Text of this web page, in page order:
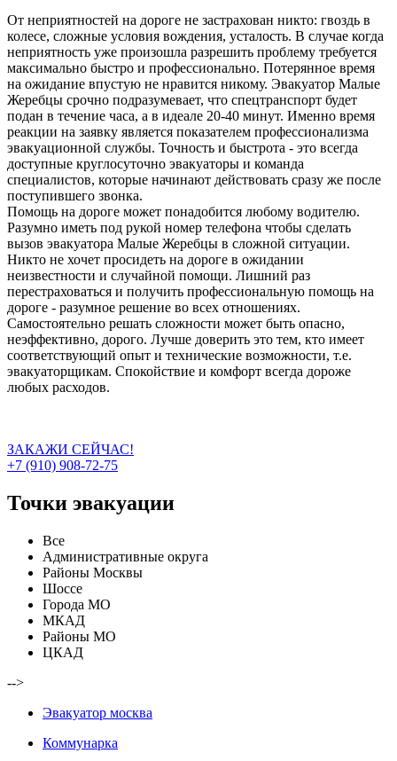
От неприятностей на дороге не застрахован никто: гвоздь в
колесе, сложные условия вождения, усталость. В случае когда
неприятность уже произошла разрешить проблему требуется
максимально быстро и профессионально. Потерянное время
на ожидание впустую не нравится никому. Эвакуатор Малые
Жеребцы срочно подразумевает, что спецтранспорт будет
подан в течение часа, а в идеале 20-40 минут. Именно время
реакции на заявку является показателем профессионализма
эвакуационной службы. Точность и быстрота - это всегда
доступные круглосуточно эвакуаторы и команда
специалистов, которые начинают действовать сразу же после
поступившего звонка.
Помощь на дороге может понадобится любому водителю.
Разумно иметь под рукой номер телефона чтобы сделать
вызов эвакуатора Малые Жеребцы в сложной ситуации.
Никто не хочет просидеть на дороге в ожидании
неизвестности и случайной помощи. Лишний раз
перестраховаться и получить профессиональную помощь на
дороге - разумное решение во всех отношениях.
Самостоятельно решать сложности может быть опасно,
неэффективно, дорого. Лучше доверить это тем, кто имеет
соответствующий опыт и технические возможности, т.е.
эвакуаторщикам. Спокойствие и комфорт всегда дороже
любых расходов.
ЗАКАЖИ СЕЙЧАС!
+7 (910) 908-72-75
Точки эвакуации
Все
Административные округа
Районы Москвы
Шоссе
Города МО
МКАД
Районы МО
ЦКАД
-->
Эвакуатор москва
Коммунарка